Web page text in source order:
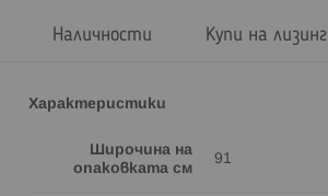
Характеристики
Широчина на
опаковката см
91
Наличности Купи на лизинг